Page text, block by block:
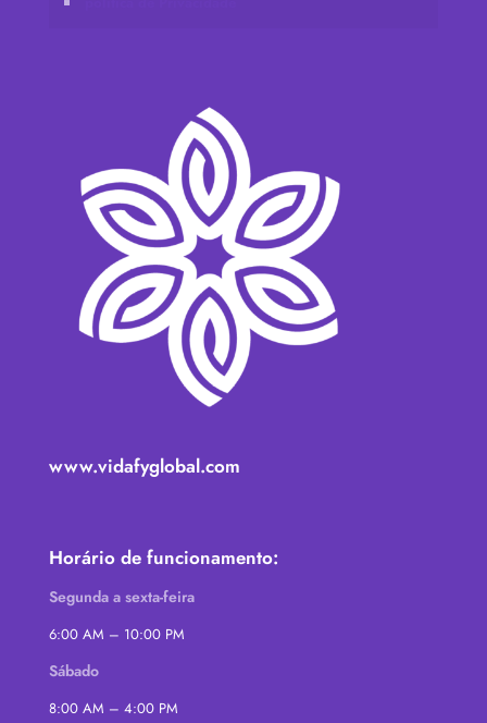
www.vidafyglobal.com
Horário de funcionamento:
Segunda a sexta-feira
6:00 AM – 10:00 PM
Sábado
8:00 AM – 4:00 PM